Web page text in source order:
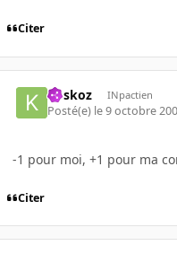
Citer
koskoz INpactien
Posté(e) le 9 octobre
-1 pour moi, +1 pour ma
Citer